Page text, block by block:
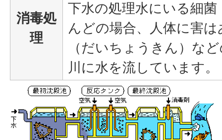
消毒処
理
下水の処理水にいる細
んどの場合、人体に害
（だいちょうきん）な
川に水を流しています。